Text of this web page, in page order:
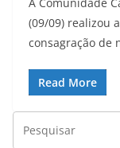
A Comunidade
(09/09) realizou
consagração de
Read More